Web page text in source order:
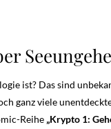
ist? Das sind
ganz viele
Reihe „Krypto 1: